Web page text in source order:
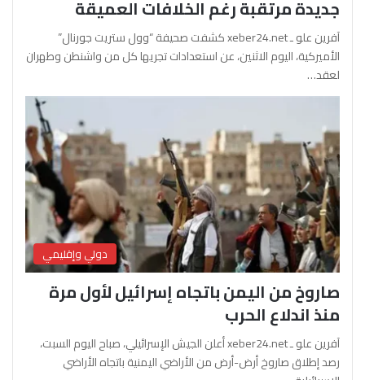
جديدة مرتقبة رغم الخلافات العميقة
آفرين علو ـ xeber24.net كشفت صحيفة “وول ستريت جورنال”
الأميركية، اليوم الاثنين، عن استعدادات تجريها كل من واشنطن وطهران
لعقد…
دولي وإقليمي
صاروخ من اليمن باتجاه إسرائيل لأول مرة
منذ اندلاع الحرب
آفرين علو ـ xeber24.net أعلن الجيش الإسرائيلي، صباح اليوم السبت،
رصد إطلاق صاروخ أرض-أرض من الأراضي اليمنية باتجاه الأراضي